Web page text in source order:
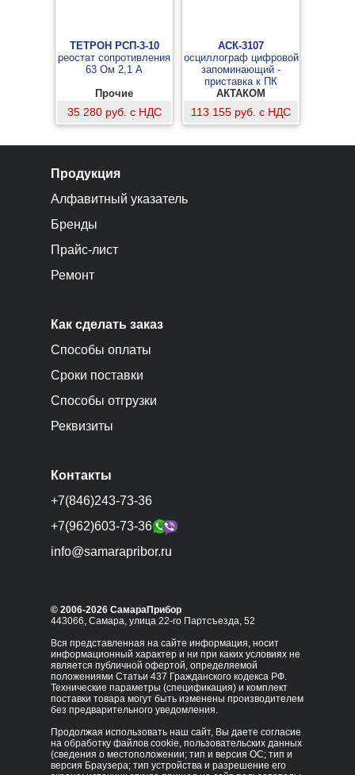
ТЕТРОН РСП-3-10
реостат сопротивления
63 Ом 2,1 А
Прочие
35 280 руб. с НДС
АСК-3107
осциллограф цифровой
запоминающий -
приставка к ПК
АКТАКОМ
113 155 руб. с НДС
Продукция
Алфавитный указатель
Бренды
Прайс-лист
Ремонт
Как сделать заказ
Способы оплаты
Сроки поставки
Способы отгрузки
Реквизиты
Контакты
+7(846)243-73-36
+7(962)603-73-36
info@samarapribor.ru
© 2006-2026 СамараПрибор
443066, Самара, улица 22-го Партсъезда, 52
Вся представленная на сайте информация, носит
информационный характер и ни при каких условиях не
является публичной офертой, определяемой
положениями Статьи 437 Гражданского кодекса РФ.
Технические параметры (спецификация) и комплект
поставки товара могут быть изменены производителем
без предварительного уведомления.
Продолжая использовать наш сайт, Вы даете согласие
на обработку файлов cookie, пользовательских данных
(сведения о местоположении; тип и версия ОС; тип и
версия Браузера; тип устройства и разрешение его